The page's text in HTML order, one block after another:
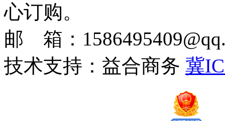
心订购。
邮 箱：
技术支持：益合商务 冀